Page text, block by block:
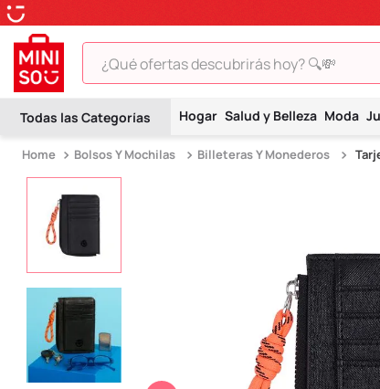
¿Qué ofertas descubrirás hoy? 🔍💸
Hogar Salud y Belleza Moda
Bolsos Y Mochilas Billeteras Y Monederos
TÉRMINOS MÁS BUSCADOS
2.
hello kitty